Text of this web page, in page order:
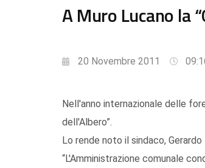
A Muro Lucano la
20 Novembre 2011
Nell'anno internazionale delle
dell'Albero”.
Lo rende noto il sindaco, Gerardo
“L'Amministrazione comunale